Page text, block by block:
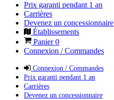
Prix garanti pendant 1 an
Carrières
Devenez un concessionnaire
Établissements
Panier0
Connexion / Commandes
Connexion / Commandes
Prix garanti pendant 1 an
Carrières
Devenez un concessionnaire